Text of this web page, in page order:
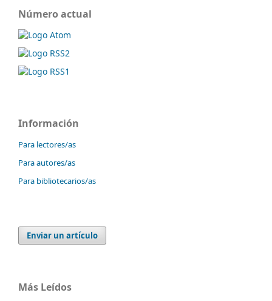
Número actual
Información
Para lectores/as
Para autores/as
Para bibliotecarios/as
Enviar un artículo
Más Leídos